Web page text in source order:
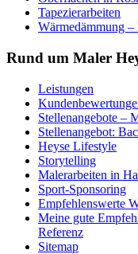
Tapezierarbeiten
Wärmedämmung
Rund um Maler
Leistungen
Stellenangebote –
Stellenangebot:
Heyse Lifestyle
Storytelling
Malerarbeiten in
Sport-Sponsoring
Empfehlenswerte
Meine gute
Referenz
Sitemap